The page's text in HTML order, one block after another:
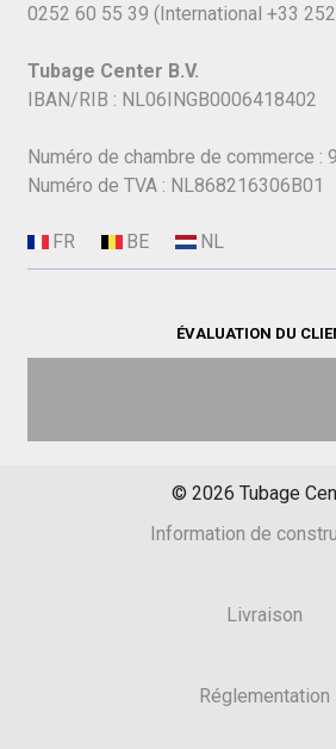
0252 60 55 39 (International +33
Tubage Center B.V.
IBAN/RIB : NL06INGB0006418402
Numéro de chambre de commerce :
Numéro de TVA : NL868216306B01
ÉVALUATION DU
© 2026 Tubage
Information de
Livraison
Réglementation